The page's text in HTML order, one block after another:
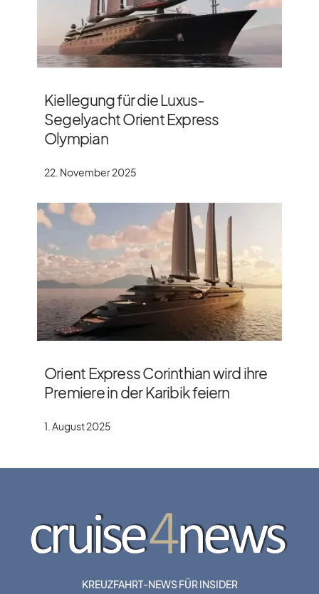
Kiellegung für die Luxus-
Segelyacht Orient Express
Olympian
22. November 2025
Orient Express Corinthian wird ihre
Premiere in der Karibik feiern
1. August 2025
KREUZFAHRT-NEWS FÜR INSIDER